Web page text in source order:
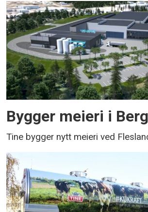
Bygger meieri i
Tine bygger nytt meieri ved